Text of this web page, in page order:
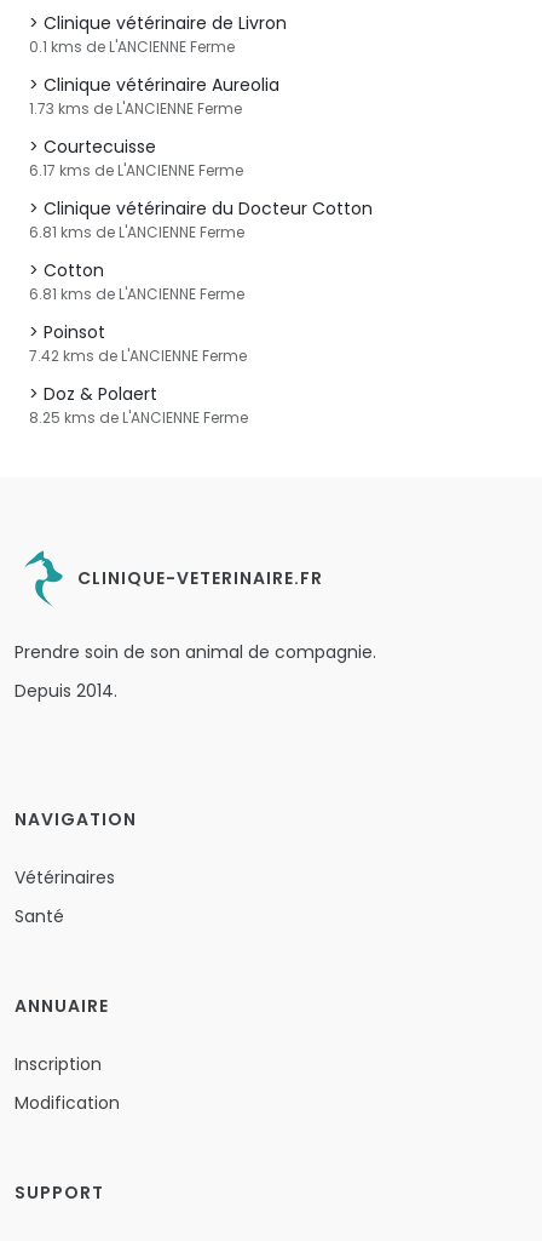
Clinique vétérinaire de Livron
0.1 kms de L'ANCIENNE Ferme
Clinique vétérinaire Aureolia
1.73 kms de L'ANCIENNE Ferme
Courtecuisse
6.17 kms de L'ANCIENNE Ferme
Clinique vétérinaire du Docteur Cotton
6.81 kms de L'ANCIENNE Ferme
Cotton
6.81 kms de L'ANCIENNE Ferme
Poinsot
7.42 kms de L'ANCIENNE Ferme
Doz & Polaert
8.25 kms de L'ANCIENNE Ferme
CLINIQUE-VETERINAIRE.FR
Prendre soin de son animal de compagnie.
Depuis 2014.
NAVIGATION
Vétérinaires
Santé
ANNUAIRE
Inscription
Modification
SUPPORT